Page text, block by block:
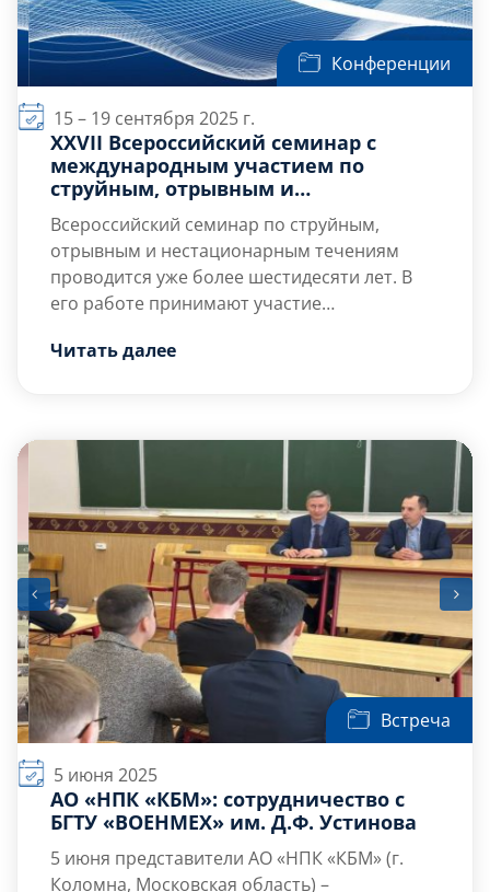
Конференции
15 – 19 сентября 2025 г.
XXVII Всероссийский семинар с
международным участием по
струйным, отрывным и
нестационарным течениям
Всероссийский семинар по струйным,
отрывным и нестационарным течениям
проводится уже более шестидесяти лет. В
его работе принимают участие
исследовательские и промышленные
проблемами механики жидкости, газа и
плазмы. XXVII Всероссийский (с
международным участием) семинар по
струйным, отрывным и нестационарным
течениям будет проведен 15 сентября – 19
сентября 2025 года […]
Читать далее
Встреча
5 июня 2025
АО «НПК «КБМ»: сотрудничество с
БГТУ «ВОЕНМЕХ» им. Д.Ф. Устинова
5 июня представители АО «НПК «КБМ» (г.
Коломна, Московская область) –